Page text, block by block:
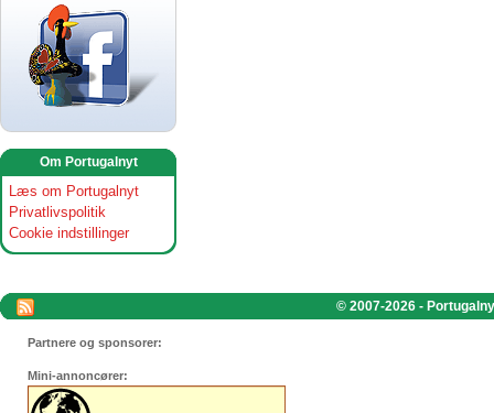
Om Portugalnyt
Læs om Portugalnyt
Privatlivspolitik
Cookie indstillinger
© 2007-2026 -
Partnere og sponsorer:
Mini-annoncører: